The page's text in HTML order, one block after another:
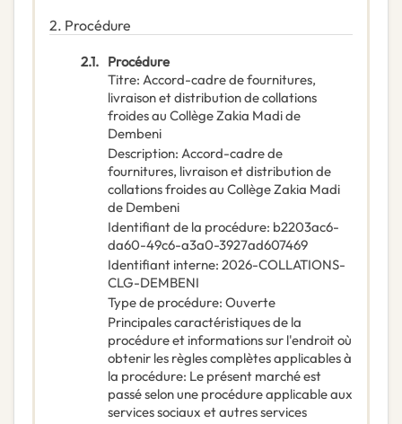
2. Procédure
2.1. Procédure
Titre: Accord-cadre de fournitures,
livraison et distribution de collations
froides au Collège Zakia Madi de
Dembeni
Description: Accord-cadre de
fournitures, livraison et distribution de
collations froides au Collège Zakia Madi
de Dembeni
Identifiant de la procédure: b2203ac6-
da60-49c6-a3a0-3927ad607469
Identifiant interne: 2026-COLLATIONS-
CLG-DEMBENI
Type de procédure: Ouverte
Principales caractéristiques de la
procédure et informations sur l'endroit où
obtenir les règles complètes applicables à
la procédure: Le présent marché est
passé selon une procédure applicable aux
services sociaux et autres services